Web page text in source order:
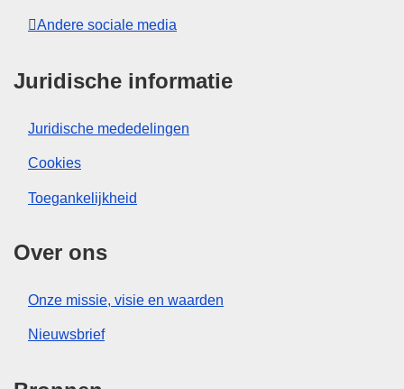
Andere sociale media
Juridische informatie
Juridische mededelingen
Cookies
Toegankelijkheid
Over ons
Onze missie, visie en waarden
Nieuwsbrief